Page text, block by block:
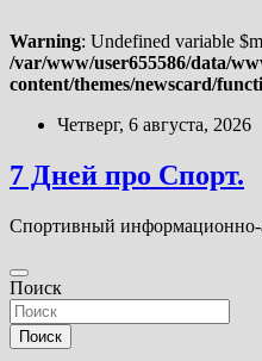
Warning: Undefined variable
/var/www/user655586/data/
content/themes/newscard/
Перейти
содержимому
Четверг, 6 августа, 2026
7 Дней про Спорт.
Спортивный информационно-
Поиск
Поиск